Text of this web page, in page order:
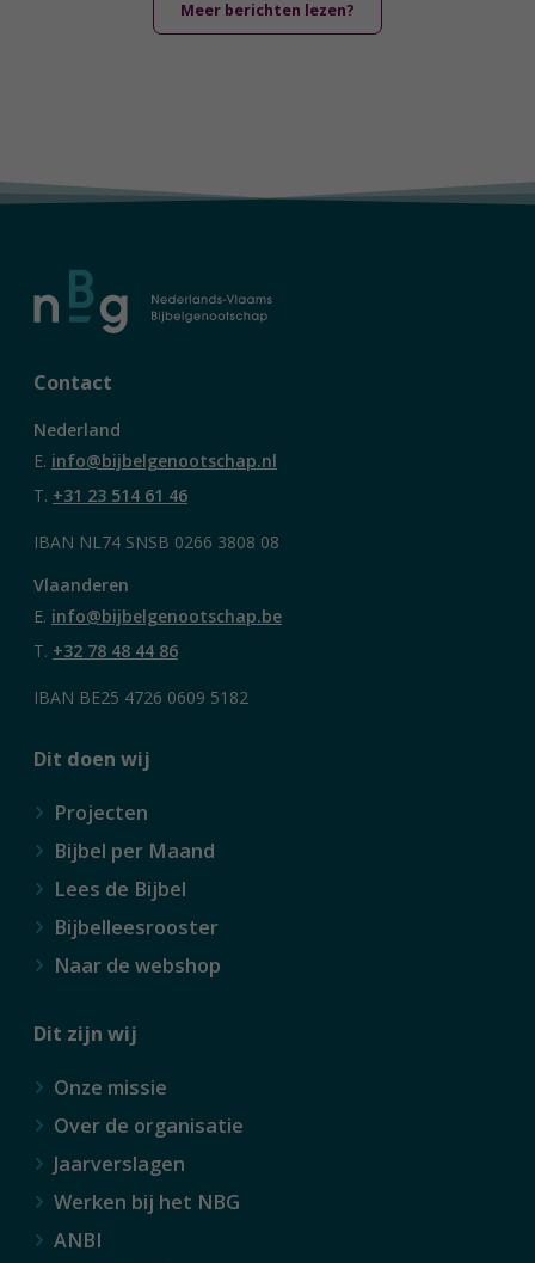
Meer berichten lezen?
Contact
Nederland
E. info@bijbelgenootschap.nl
T. +31 23 514 61 46
IBAN NL74 SNSB 0266 3808 08
Vlaanderen
E. info@bijbelgenootschap.be
T. +32 78 48 44 86
IBAN BE25 4726 0609 5182
Dit doen wij
Projecten
Bijbel per Maand
Lees de Bijbel
Bijbelleesrooster
Naar de webshop
Dit zijn wij
Onze missie
Over de organisatie
Jaarverslagen
Werken bij het NBG
ANBI